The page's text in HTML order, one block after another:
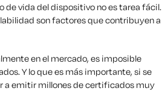
vida del dispositivo no es tarea fácil.
son factores que contribuyen a
en el mercado, es imposible
Y lo que es más importante, si se
a emitir millones de certificados muy